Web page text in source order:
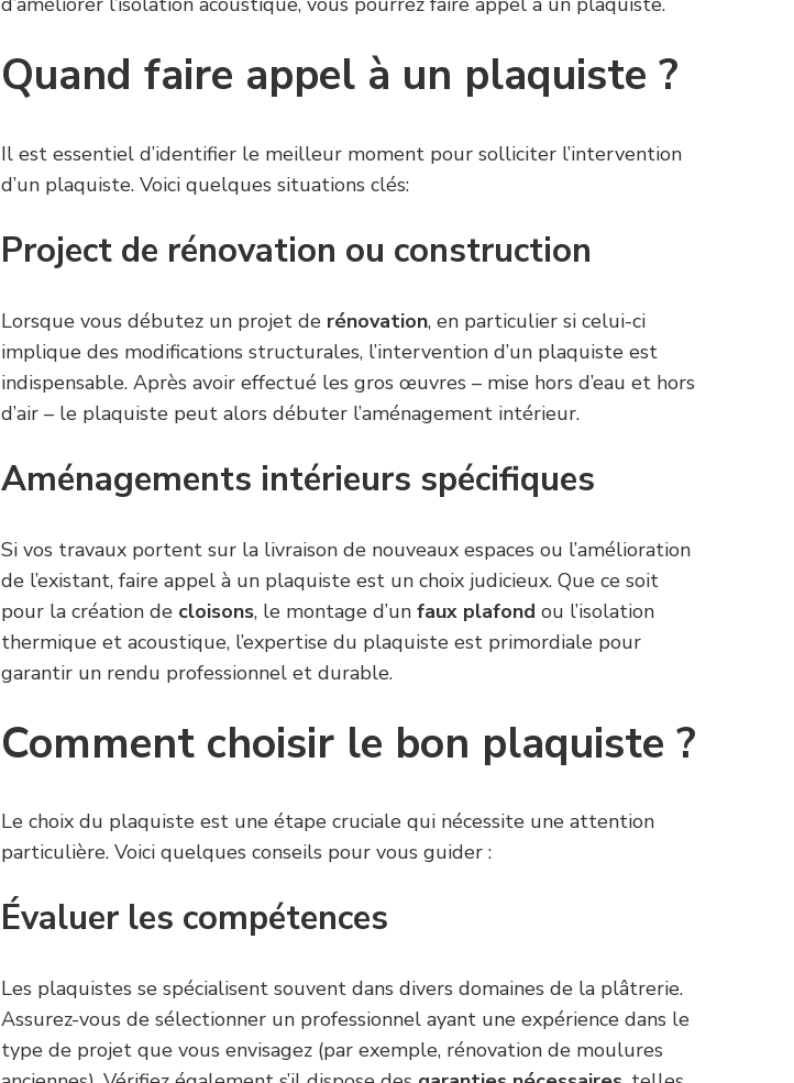
Quand faire appel à un plaquiste ?
Il est essentiel d’identifier le meilleur moment pour solliciter l’intervention
d’un plaquiste. Voici quelques situations clés:
Project de rénovation ou construction
Lorsque vous débutez un projet de rénovation, en particulier si celui-ci
implique des modifications structurales, l’intervention d’un plaquiste est
indispensable. Après avoir effectué les gros œuvres – mise hors d’eau et hors
d’air – le plaquiste peut alors débuter l’aménagement intérieur.
Aménagements intérieurs spécifiques
Si vos travaux portent sur la livraison de nouveaux espaces ou l’amélioration
de l’existant, faire appel à un plaquiste est un choix judicieux. Que ce soit
pour la création de cloisons, le montage d’unfaux plafond ou l’isolation
thermique et acoustique, l’expertise du plaquiste est primordiale pour
garantir un rendu professionnel et durable.
Comment choisir le bon plaquiste ?
Le choix du plaquiste est une étape cruciale qui nécessite une attention
particulière. Voici quelques conseils pour vous guider :
Évaluer les compétences
Les plaquistes se spécialisent souvent dans divers domaines de la plâtrerie.
Assurez-vous de sélectionner un professionnel ayant une expérience dans le
type de projet que vous envisagez (par exemple, rénovation de moulures